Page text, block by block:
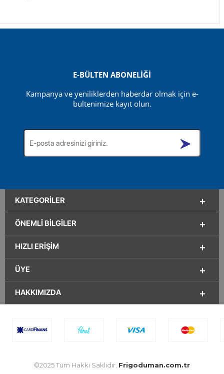
E-BÜLTEN ABONELİĞİ
Kampanya ve yeniliklerden haberdar olmak için e-
bültenimize kayıt olun.
KATEGORILER
ÖNEMLI BILGILER
HIZLI ERIŞIM
ÜYE
HAKKIMIZDA
©2025 Tüm Hakkı Saklıdır. Frigoduman.com.tr